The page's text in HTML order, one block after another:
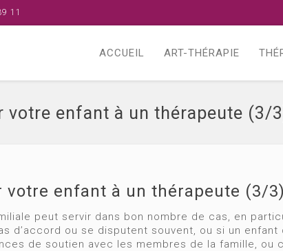
11
ACCUEIL ART-THÉRAPIE
votre enfant à un thérapeute (3/
votre enfant à un thérapeute (3/3)
peut servir dans bon nombre de cas, en
d’accord ou se disputent souvent, ou si un
de soutien avec les membres de la famille, ou